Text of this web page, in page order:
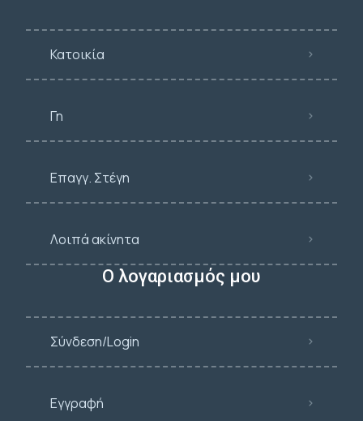
Κατοικία
Γη
Επαγγ. Στέγη
Λοιπά ακίνητα
Ο λογαριασμός μου
Σύνδεση/Login
Εγγραφή